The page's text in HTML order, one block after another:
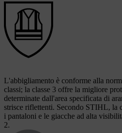
L'abbigliamento è conforme alla
classi; la classe 3 offre la migliore
determinate dall'area specificata di
strisce riflettenti. Secondo STIHL, la
i pantaloni e le giacche ad alta
2.